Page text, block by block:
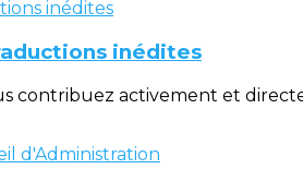
inédites
contribuez activement et